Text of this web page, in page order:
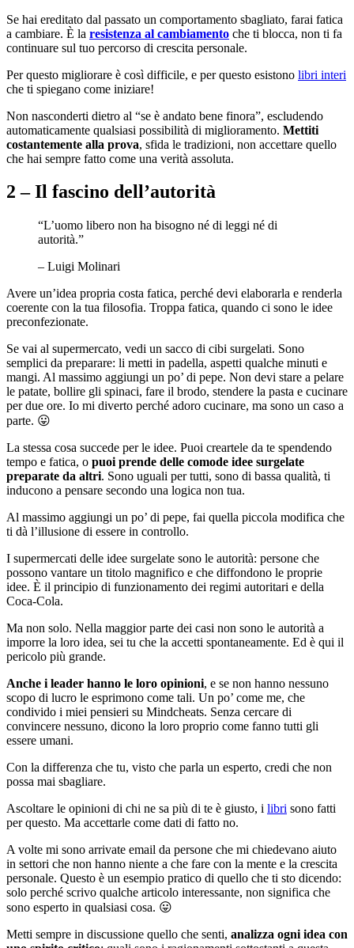
Se hai ereditato dal passato un comportamento sbagliato, farai fatica
a cambiare. È la resistenza al cambiamento che ti blocca, non ti fa
continuare sul tuo percorso di crescita personale.
Per questo migliorare è così difficile, e per questo esistono libri interi
che ti spiegano come iniziare!
Non nasconderti dietro al “se è andato bene finora”, escludendo
automaticamente qualsiasi possibilità di miglioramento. Mettiti
costantemente alla prova, sfida le tradizioni, non accettare quello
che hai sempre fatto come una verità assoluta.
2 – Il fascino dell’autorità
“L’uomo libero non ha bisogno né di leggi né di
autorità.”
– Luigi Molinari
Avere un’idea propria costa fatica, perché devi elaborarla e renderla
coerente con la tua filosofia. Troppa fatica, quando ci sono le idee
preconfezionate.
Se vai al supermercato, vedi un sacco di cibi surgelati. Sono
semplici da preparare: li metti in padella, aspetti qualche minuti e
mangi. Al massimo aggiungi un po’ di pepe. Non devi stare a pelare
le patate, bollire gli spinaci, fare il brodo, stendere la pasta e cucinare
per due ore. Io mi diverto perché adoro cucinare, ma sono un caso a
parte. 😛
La stessa cosa succede per le idee. Puoi creartele da te spendendo
tempo e fatica, o puoi prende delle comode idee surgelate
preparate da altri. Sono uguali per tutti, sono di bassa qualità, ti
inducono a pensare secondo una logica non tua.
Al massimo aggiungi un po’ di pepe, fai quella piccola modifica che
ti dà l’illusione di essere in controllo.
I supermercati delle idee surgelate sono le autorità: persone che
possono vantare un titolo magnifico e che diffondono le proprie
idee. È il principio di funzionamento dei regimi autoritari e della
Coca-Cola.
Ma non solo. Nella maggior parte dei casi non sono le autorità a
imporre la loro idea, sei tu che la accetti spontaneamente. Ed è qui il
pericolo più grande.
Anche i leader hanno le loro opinioni, e se non hanno nessuno
scopo di lucro le esprimono come tali. Un po’ come me, che
condivido i miei pensieri su Mindcheats. Senza cercare di
convincere nessuno, dicono la loro proprio come fanno tutti gli
essere umani.
Con la differenza che tu, visto che parla un esperto, credi che non
possa mai sbagliare.
Ascoltare le opinioni di chi ne sa più di te è giusto, i libri sono fatti
per questo. Ma accettarle come dati di fatto no.
A volte mi sono arrivate email da persone che mi chiedevano aiuto
in settori che non hanno niente a che fare con la mente e la crescita
personale. Questo è un esempio pratico di quello che ti sto dicendo:
solo perché scrivo qualche articolo interessante, non significa che
sono esperto in qualsiasi cosa. 😛
Metti sempre in discussione quello che senti, analizza ogni idea con